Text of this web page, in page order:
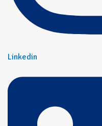
Linkedin